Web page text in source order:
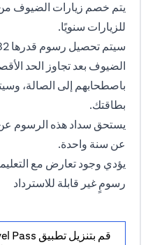
يتم خصم زيارات الضيوف
للزيارات سنويًا.
الضيوف بعد تجاوز الحد
باصطحابهم إلى الصالة،
بطاقتك.
يستحق سداد هذه الرسوم عن
عن سنة واحدة.
يؤدي وجود تعارض مع
رسومٍ غير قابلة للاسترداد